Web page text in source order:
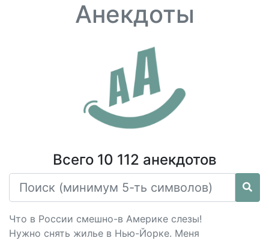
Анекдоты
Всего 10 112 анекдотов
Что в России смешно-в Америке слезы!
Нужно снять жилье в Нью-Йорке. Меня